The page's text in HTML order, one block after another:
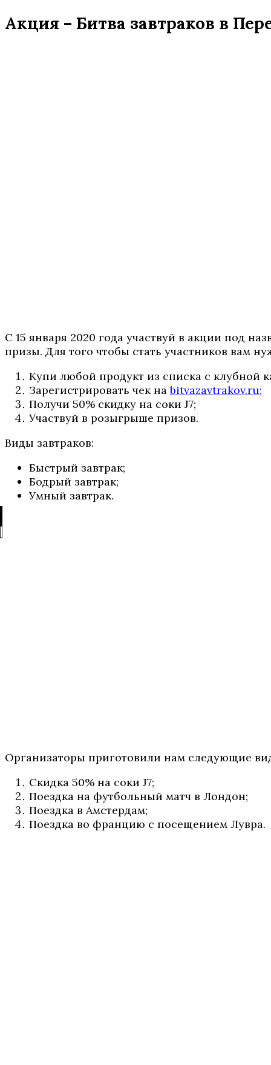
Акция – Битва завтраков в
С 15 января 2020 года участвуй в акции под
призы. Для того чтобы стать участников вам
Купи любой продукт из списка с клубной
Зарегистрировать чек наbitvazavtrakov.ru;
Получи 50% скидку на соки J7;
Участвуй в розыгрыше призов.
Виды завтраков:
Быстрый завтрак;
Бодрый завтрак;
Умный завтрак.
Организаторы приготовили нам следующие
Скидка 50% на соки J7;
Поездка на футбольный матч в Лондон;
Поездка в Амстердам;
Поездка во францию с посещением Лувра.